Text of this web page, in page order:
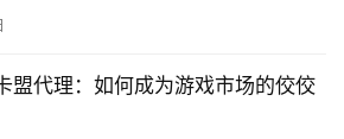
盟代理：如何成为游戏市场的佼佼